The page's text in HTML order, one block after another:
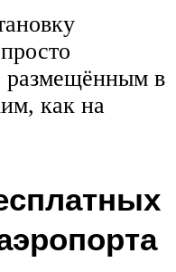
размещённым в
как на